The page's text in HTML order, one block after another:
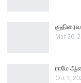
Mar 20,
ராமே
Oct 1,